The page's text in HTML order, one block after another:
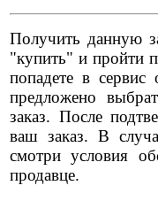
Получить данную
"купить" и пройти
попадете в сервис
предложено
заказ. После
ваш заказ. В
смотри условия
продавце.